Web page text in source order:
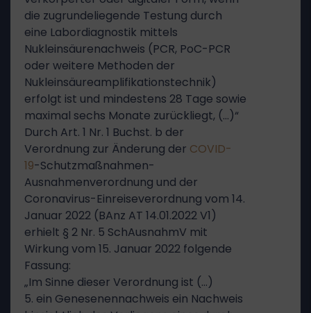
die zugrundeliegende Testung durch
eine Labordiagnostik mittels
Nukleinsäurenachweis (PCR, PoC-PCR
oder weitere Methoden der
Nukleinsäureamplifikationstechnik)
erfolgt ist und mindestens 28 Tage sowie
maximal sechs Monate zurückliegt, (…)“
Durch Art. 1 Nr. 1 Buchst. b der
Verordnung zur Änderung der COVID-
19-Schutzmaßnahmen-
Ausnahmenverordnung und der
Coronavirus-Einreiseverordnung vom 14.
Januar 2022 (BAnz AT 14.01.2022 V1)
erhielt § 2 Nr. 5 SchAusnahmV mit
Wirkung vom 15. Januar 2022 folgende
Fassung:
„Im Sinne dieser Verordnung ist (…)
5. ein Genesenennachweis ein Nachweis